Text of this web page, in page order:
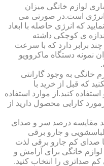
لوازم خانگی میزان
انرژی است.در صورتی می
که انرژی حاصله با ابعاد
ی کوچکی داشته
برابر دارد که با سرعت
نمونه دستگاه ماکروویو
خانگی به وجود گارانتی
که قبل از خرید با
کنید.از موارد استفاده
کارایی محصول دارید از
مقایسه درصد سر و صدای
و جارو برقی
صدای کم جارو برقی لذت
خانگی برای آرامش و
صداتری را انتخاب کنید.